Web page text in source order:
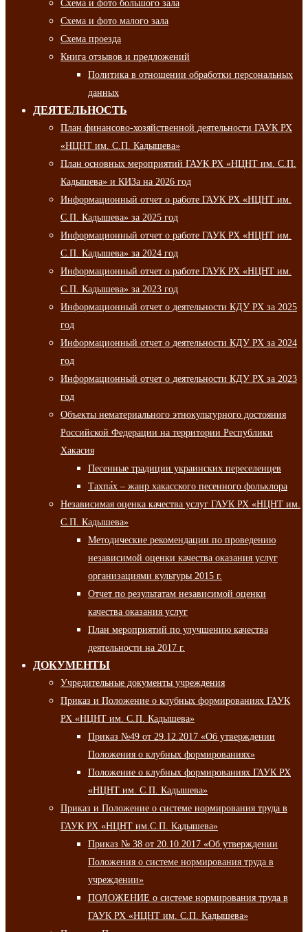
Схема и фото большого зала
Схема и фото малого зала
Схема проезда
Книга отзывов и предложений
Политика в отношении обработки персональных
данных
ДЕЯТЕЛЬНОСТЬ
План финансово-хозяйственной деятельности ГАУК РХ
«НЦНТ им. С.П. Кадышева»
План основных мероприятий ГАУК РХ «НЦНТ им. С.П.
Кадышева» и КИЗа на 2026 год
Информационный отчет о работе ГАУК РХ «НЦНТ им.
С.П. Кадышева» за 2025 год
Информационный отчет о работе ГАУК РХ «НЦНТ им.
С.П. Кадышева» за 2024 год
Информационный отчет о работе ГАУК РХ «НЦНТ им.
С.П. Кадышева» за 2023 год
Информационный отчет о деятельности КДУ РХ за 2025
год
Информационный отчет о деятельности КДУ РХ за 2024
год
Информационный отчет о деятельности КДУ РХ за 2023
год
Объекты нематериального этнокультурного достояния
Российской Федерации на территории Республики
Хакасия
Песенные традиции украинских переселенцев
Тахпа́х – жанр хакасского песенного фольклора
Независимая оценка качества услуг ГАУК РХ «НЦНТ им.
С.П. Кадышева»
Методические рекомендации по проведению
независимой оценки качества оказания услуг
организациями культуры 2015 г.
Отчет по результатам независимой оценки
качества оказания услуг
План мероприятий по улучшению качества
деятельности на 2017 г.
ДОКУМЕНТЫ
Учредительные документы учреждения
Приказ и Положение о клубных формированиях ГАУК
РХ «НЦНТ им. С.П. Кадышева»
Приказ №49 от 29.12.2017 «Об утверждении
Положения о клубных формированиях»
Положение о клубных формированиях ГАУК РХ
«НЦНТ им. С.П. Кадышева»
Приказ и Положение о системе нормирования труда в
ГАУК РХ «НЦНТ им.С.П. Кадышева»
Приказ № 38 от 20.10.2017 «Об утверждении
Положения о системе нормирования труда в
учреждении»
ПОЛОЖЕНИЕ о системе нормирования труда в
ГАУК РХ «НЦНТ им. С.П. Кадышева»